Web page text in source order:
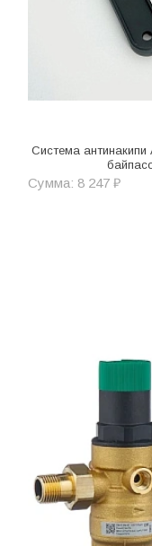
Система антинакипи
Сумма: 8 247 ₽